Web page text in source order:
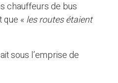
chauffeurs de bus
que «les routes étaient
sous l’emprise de